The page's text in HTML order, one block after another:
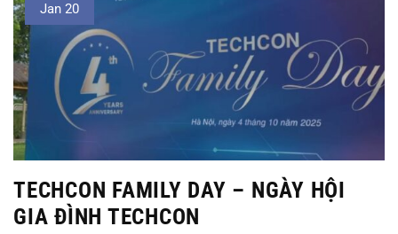
Jan 20
TECHCON FAMILY DAY – NGÀY HỘI
GIA ĐÌNH TECHCON